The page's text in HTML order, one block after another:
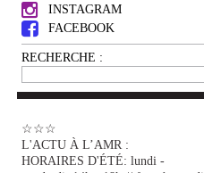
INSTAGRAM
FACEBOOK
RECHERCHE :
☆☆☆
L'ACTU À L’AMR :
HORAIRES D'ÉTÉ: lundi -